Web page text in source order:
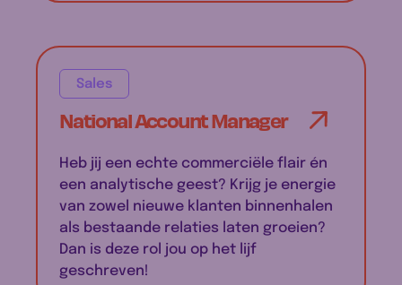
Sales
National Account Manager
Heb jij een echte commerciële flair én
een analytische geest? Krijg je energie
van zowel nieuwe klanten binnenhalen
als bestaande relaties laten groeien?
Dan is deze rol jou op het lijf
geschreven!